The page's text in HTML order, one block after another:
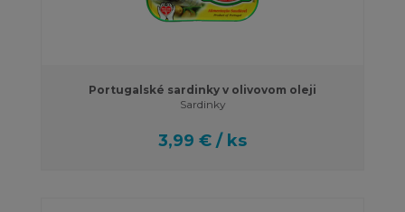
Portugalské sardinky v olivovom oleji
Sardinky
3,99 € / ks